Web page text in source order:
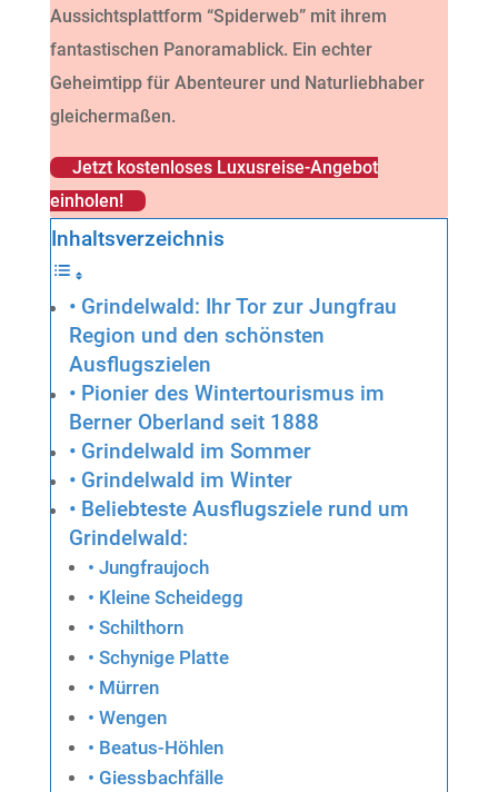
Aussichtsplattform “Spiderweb” mit ihrem
fantastischen Panoramablick. Ein echter
Geheimtipp für Abenteurer und Naturliebhaber
gleichermaßen.
Jetzt kostenloses Luxusreise-Angebot
einholen!
Inhaltsverzeichnis
Grindelwald: Ihr Tor zur Jungfrau
Region und den schönsten
Ausflugszielen
Pionier des Wintertourismus im
Berner Oberland seit 1888
Grindelwald im Sommer
Grindelwald im Winter
Beliebteste Ausflugsziele rund um
Grindelwald:
Jungfraujoch
Kleine Scheidegg
Schilthorn
Schynige Platte
Mürren
Wengen
Beatus-Höhlen
Giessbachfälle